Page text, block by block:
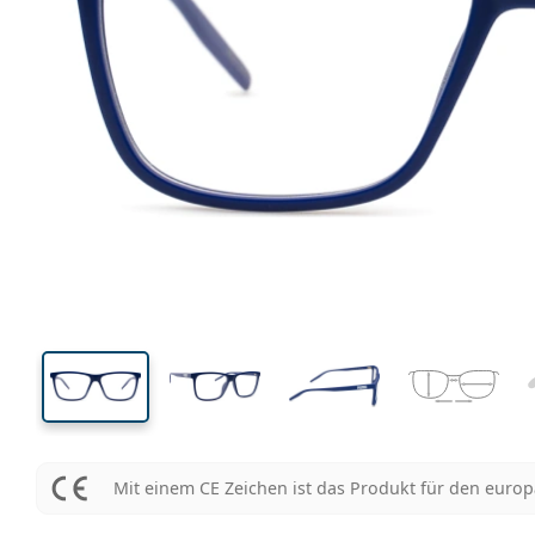
40 mm
Glashöhe Glasbreite
Glasbreite
Mit einem CE Zeichen ist das Produkt für den